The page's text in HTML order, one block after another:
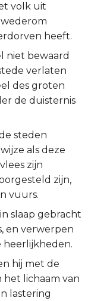
volk uit
heeft.
niet bewaard
verlaten
des groten
de duisternis
steden
als deze
zijn
zijn,
vuurs.
slaap gebracht
en verwerpen
heerlijkheden.
hij met de
lichaam van
lastering